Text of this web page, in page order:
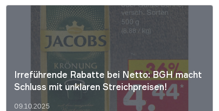
trotzdem Hoffnung gibt. Am 7. Oktober 2025 hat
das Europäische Parlament […]
Irreführende Rabatte bei Netto: BGH macht
Schluss mit unklaren Streichpreisen!
09.10.2025